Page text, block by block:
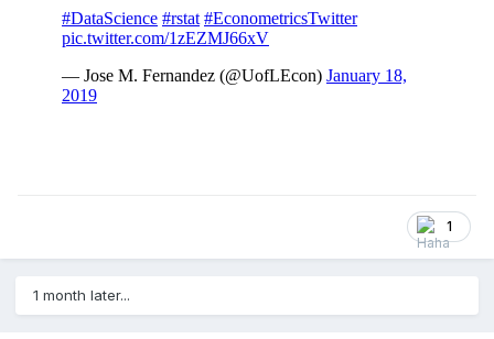
1
1 month later...